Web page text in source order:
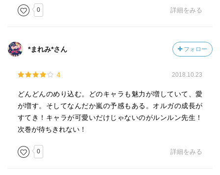
0 詳細をみる
*まれみ*さん フォロー
4 2018.10.23
どんどんのめり込む。どのキャラも魅力が増していて、愛
が増す。そしてなんだか嵐の予感もある。オルガの成長が
すてき！キャラが可愛いだけじゃないのがルンルン先生！
次巻が待ちきれない！
0 詳細をみる